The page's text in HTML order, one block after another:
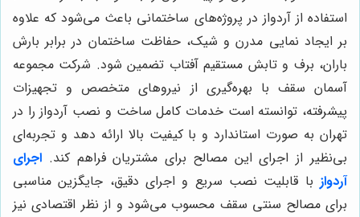
استفاده از آردواز در پروژه‌های ساختمانی باعث می‌شود که علاوه
بر ایجاد نمایی مدرن و شیک، حفاظت ساختمان در برابر بارش
باران، برف و تابش مستقیم آفتاب تضمین شود. شرکت مجموعه
آسمان سقف با بهره‌گیری از نیروهای متخصص و تجهیزات
پیشرفته، توانسته است خدمات کامل ساخت و نصب آردواز را در
تهران به صورت استاندارد و با کیفیت بالا ارائه دهد و تجربه‌ای
بی‌نظیر از اجرای این مصالح برای مشتریان فراهم کند. اجرای
آردواز با قابلیت نصب سریع و اجرای دقیق، جایگزین مناسبی
برای مصالح سنتی سقف محسوب می‌شود و از نظر اقتصادی نیز